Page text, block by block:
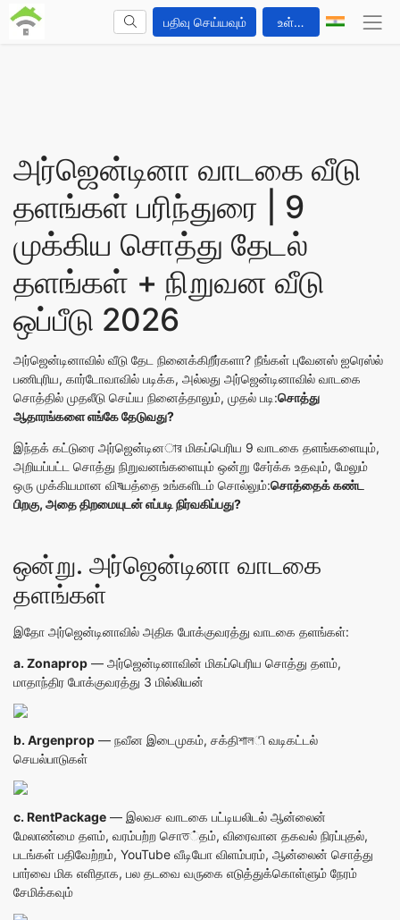
பதிவு செய்யவும் உள்வாங்கவும்
அர்ஜென்டினா வாடகை வீடு
தளங்கள் பரிந்துரை | 9
முக்கிய சொத்து தேடல்
தளங்கள் + நிறுவன வீடு
ஒப்பீடு 2026
அர்ஜென்டினாவில் வீடு தேட நினைக்கிறீர்களா? நீங்கள் புவேனஸ் ஐரெஸ்ல்
பணிபுரிய, கார்டோவாவில் படிக்க, அல்லது அர்ஜென்டினாவில் வாடகை
சொத்தில் முதலீடு செய்ய நினைத்தாலும், முதல் படி:சொத்து
ஆதாரங்களை எங்கே தேடுவது?
இந்தக் கட்டுரை அர்ஜென்டினার மிகப்பெரிய 9 வாடகை தளங்களையும்,
அறியப்பட்ட சொத்து நிறுவனங்களையும் ஒன்று சேர்க்க உதவும், மேலும்
ஒரு முக்கியமான விষயத்தை உங்களிடம் சொல்லும்:சொத்தைக் கண்ட
பிறகு, அதை திறமையுடன் எப்படி நிர்வகிப்பது?
ஒன்று. அர்ஜென்டினா வாடகை
தளங்கள்
இதோ அர்ஜென்டினாவில் அதிக போக்குவரத்து வாடகை தளங்கள்:
a. Zonaprop — அர்ஜென்டினாவின் மிகப்பெரிய சொத்து தளம்,
மாதாந்திர போக்குவரத்து 3 மில்லியன்
b. Argenprop — நவீன இடைமுகம், சக்திশালி வடிகட்டல்
செயல்பாடுகள்
c. RentPackage — இலவச வாடகை பட்டியலிடல் ஆன்லைன்
மேலாண்மை தளம், வரம்பற்ற சொত்தம், விரைவான தகவல் நிரப்புதல்,
படங்கள் பதிவேற்றம், YouTube வீடியோ விளம்பரம், ஆன்லைன் சொத்து
பார்வை மிக எளிதாக, பல தடவை வருகை எடுத்துக்கொள்ளும் நேரம்
சேமிக்கவும்